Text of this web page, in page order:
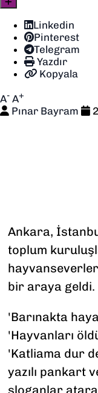
Linkedin
Pinterest
Telegram
Yazdır
Kopyala
A- A+
Pınar Bayram
Ankara,
toplum
bir araya geldi.
'Barınakta
'Hayvanları
'Katliama dur
yazılı pankart
sloganlar